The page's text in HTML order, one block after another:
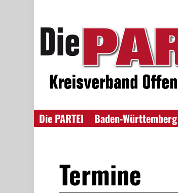
Die PARTEI Baden-Württemberg
Termine